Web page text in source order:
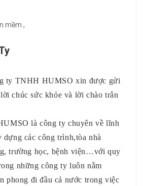
mềm ,
ty TNHH HUMSO xin được gửi
chúc sức khỏe và lời chào trân
là công ty chuyên về lĩnh
các công trình,tòa nhà
trường học, bệnh viện…với quy
những công ty luôn nằm
phong đi đầu cả nước trong việc